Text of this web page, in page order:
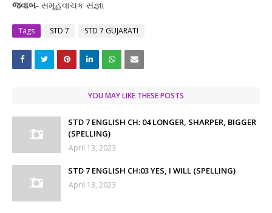
જવાબ- સમૂહવાચક સંજ્ઞા
Tags STD 7 STD 7 GUJARATI
YOU MAY LIKE THESE POSTS
STD 7 ENGLISH CH: 04 LONGER, SHARPER, BIGGER
(SPELLING)
April 13, 2023
STD 7 ENGLISH CH:03 YES, I WILL (SPELLING)
April 13, 2023